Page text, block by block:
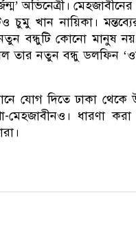
অভিনেত্রী। মেহজাবীনের
চুমু খান নায়িকা।
নতুন বন্ধুটি কোনো মানুষ
তার নতুন বন্ধু ডলফিন
যোগ দিতে ঢাকা থেকে
ধারণা করা